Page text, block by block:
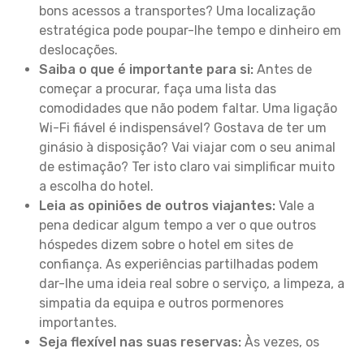
bons acessos a transportes? Uma localização
estratégica pode poupar-lhe tempo e dinheiro em
deslocações.
Saiba o que é importante para si: Antes de
começar a procurar, faça uma lista das
comodidades que não podem faltar. Uma ligação
Wi-Fi fiável é indispensável? Gostava de ter um
ginásio à disposição? Vai viajar com o seu animal
de estimação? Ter isto claro vai simplificar muito
a escolha do hotel.
Leia as opiniões de outros viajantes: Vale a
pena dedicar algum tempo a ver o que outros
hóspedes dizem sobre o hotel em sites de
confiança. As experiências partilhadas podem
dar-lhe uma ideia real sobre o serviço, a limpeza, a
simpatia da equipa e outros pormenores
importantes.
Seja flexível nas suas reservas: Às vezes, os